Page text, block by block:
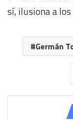
sí, ilusiona a
Germán